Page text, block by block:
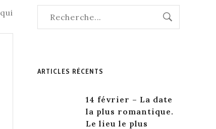
ARTICLES RÉCENTS
14 février – La date
la plus romantique.
Le lieu le plus